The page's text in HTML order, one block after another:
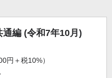
編 (令和7年10月)
円＋税10%）